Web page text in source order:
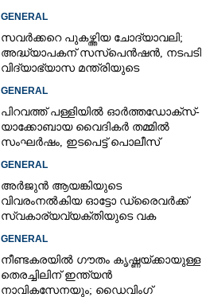
GENERAL
സവർക്കറെ പുകഴ്ത്തിയ ചോദ്യാവലി;
അദ്ധ്യാപകന് സസ്‌പെൻഷൻ, നടപടി
വിദ്യാഭ്യാസ മന്ത്രിയുടെ
GENERAL
പിറവത്ത് പള്ളിയിൽ ഓർത്തഡോക്സ്-
യാക്കോബായ വൈദികർ തമ്മിൽ
സംഘർഷം, ഇടപെട്ട് പൊലീസ്
GENERAL
അർജുൻ ആയങ്കിയുടെ
വിവരംനൽകിയ ഓട്ടോ ഡ്രൈവർക്ക്
സ്വകാര്യവ്യക്തിയുടെ വക
GENERAL
നീണ്ടകരയിൽ ഗൗതം കൃഷ്ണയ്ക്കായുള്ള
തെരച്ചിലിന് ഇന്ത്യൻ
നാവികസേനയും; ഡൈവിംഗ്
Share this link